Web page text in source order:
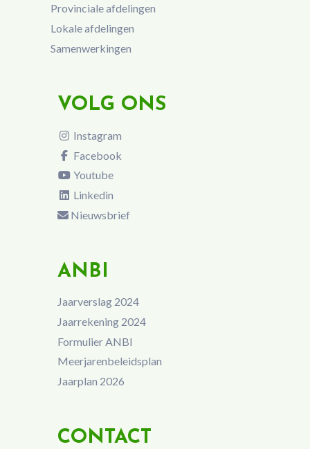
Provinciale afdelingen
Lokale afdelingen
Samenwerkingen
VOLG ONS
Instagram
Facebook
Youtube
Linkedin
Nieuwsbrief
ANBI
Jaarverslag 2024
Jaarrekening 2024
Formulier ANBI
Meerjarenbeleidsplan
Jaarplan 2026
CONTACT